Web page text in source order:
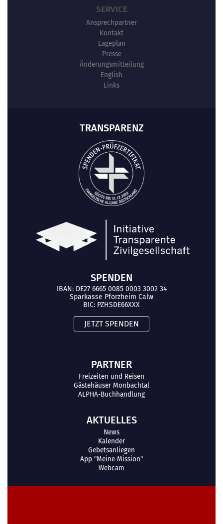
SERVICE
Ansprechpartner
Kontakt
Lageplan
Presse
Änderungsmitteilung
English
Links
TRANSPARENZ
SPENDEN
IBAN: DE27 6665 0085 0003 3002 34
Sparkasse Pforzheim Calw
BIC: PZHSDE66XXX
JETZT SPENDEN
PARTNER
Freizeiten und Reisen
Gästehäuser Monbachtal
ALPHA-Buchhandlung
AKTUELLES
News
Kalender
Gebetsanliegen
App "Meine Mission"
Webcam